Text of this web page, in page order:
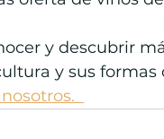
y descubrir
y sus